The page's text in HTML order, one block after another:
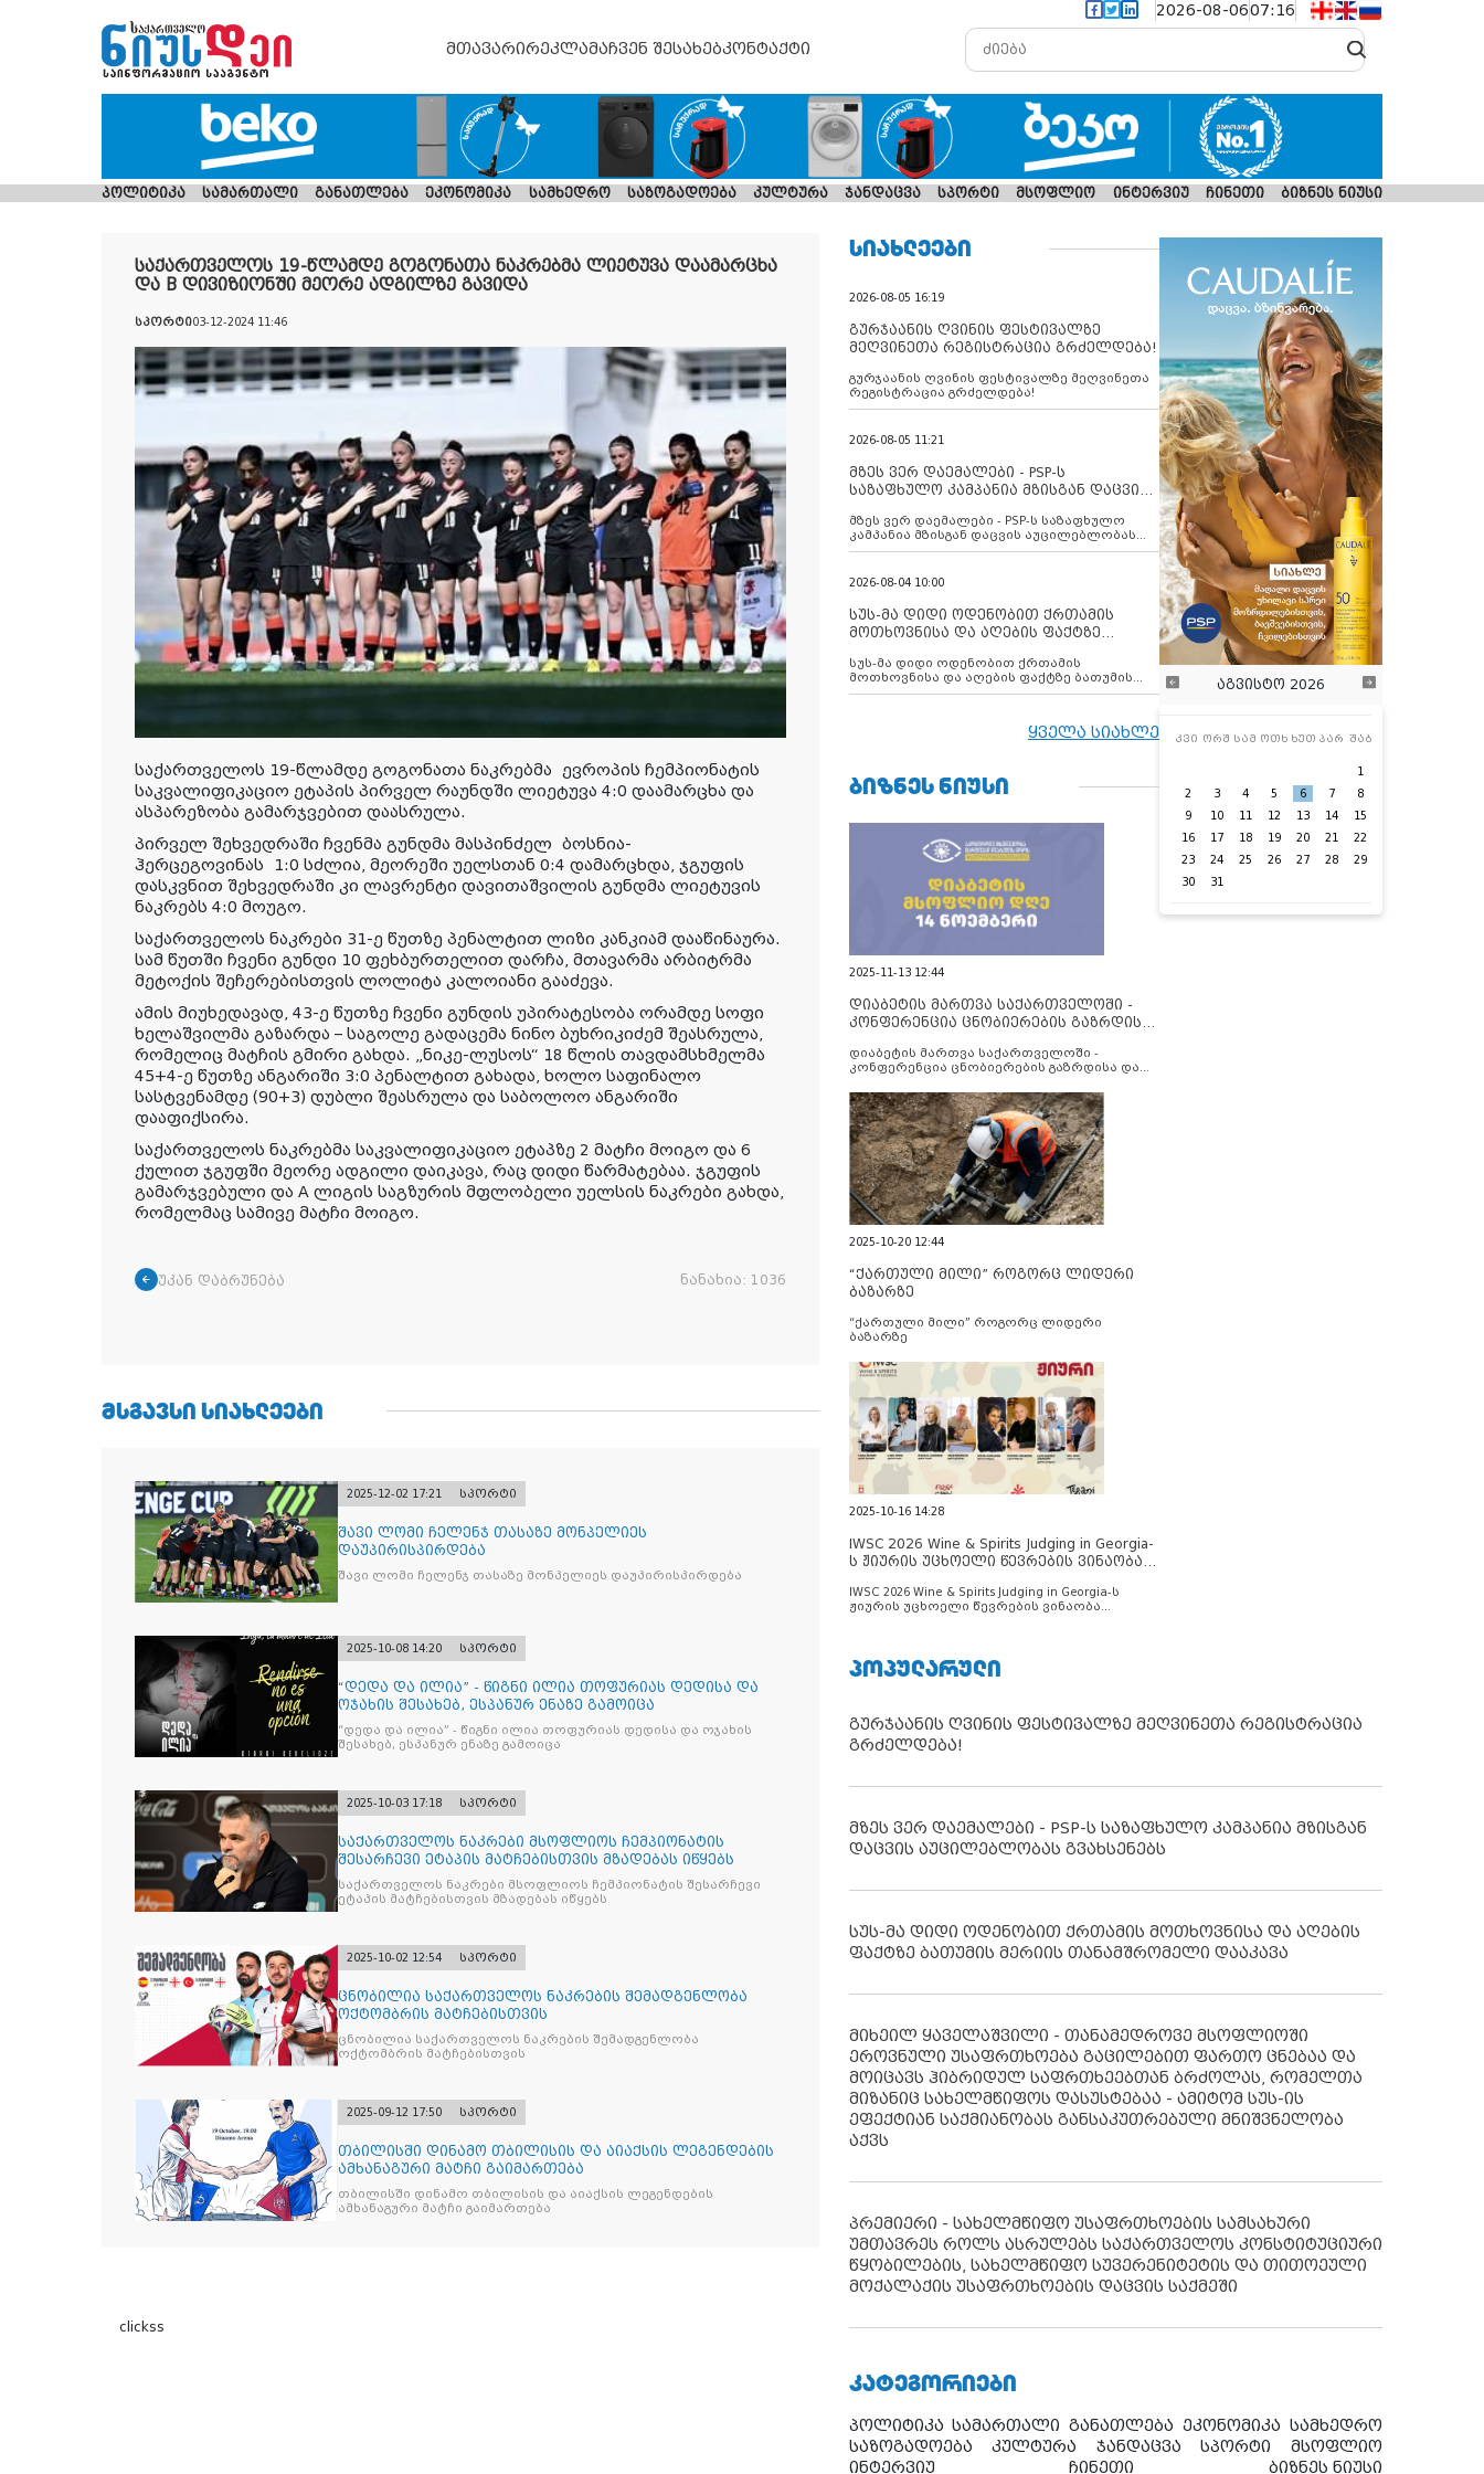
2026-08-0607:16
მთავარირეკლამაჩვენ შესახებკონტაქტი
პოლიტიკა სამართალი განათლება ეკონომიკა სამხედრო საზოგადოება კულტურა ჯანდაცვა სპორტი მსოფლიო ინტერვიუ ჩინეთი ბიზნეს ნიუსი
საქართველოს 19-წლამდე გოგონათა ნაკრებმა ლიეტუვა დაამარცხა
და B დივიზიონში მეორე ადგილზე გავიდა
სპორტი03-12-2024 11:46
საქართველოს 19-წლამდე გოგონათა ნაკრებმა ევროპის ჩემპიონატის
საკვალიფიკაციო ეტაპის პირველ რაუნდში ლიეტუვა 4:0 დაამარცხა და
ასპარეზობა გამარჯვებით დაასრულა.
პირველ შეხვედრაში ჩვენმა გუნდმა მასპინძელ ბოსნია-
ჰერცეგოვინას 1:0 სძლია, მეორეში უელსთან 0:4 დამარცხდა, ჯგუფის
დასკვნით შეხვედრაში კი ლავრენტი დავითაშვილის გუნდმა ლიეტუვის
ნაკრებს 4:0 მოუგო.
საქართველოს ნაკრები 31-ე წუთზე პენალტით ლიზი კანკიამ დააწინაურა.
სამ წუთში ჩვენი გუნდი 10 ფეხბურთელით დარჩა, მთავარმა არბიტრმა
მეტოქის შეჩერებისთვის ლოლიტა კალოიანი გააძევა.
ამის მიუხედავად, 43-ე წუთზე ჩვენი გუნდის უპირატესობა ორამდე სოფი
ხელაშვილმა გაზარდა – საგოლე გადაცემა ნინო ბუხრიკიძემ შეასრულა,
რომელიც მატჩის გმირი გახდა. „ნიკე-ლუსოს“ 18 წლის თავდამსხმელმა
45+4-ე წუთზე ანგარიში 3:0 პენალტით გახადა, ხოლო საფინალო
სასტვენამდე (90+3) დუბლი შეასრულა და საბოლოო ანგარიში
დააფიქსირა.
საქართველოს ნაკრებმა საკვალიფიკაციო ეტაპზე 2 მატჩი მოიგო და 6
ქულით ჯგუფში მეორე ადგილი დაიკავა, რაც დიდი წარმატებაა. ჯგუფის
გამარჯვებული და A ლიგის საგზურის მფლობელი უელსის ნაკრები გახდა,
რომელმაც სამივე მატჩი მოიგო.
უკან დაბრუნება ნანახია: 1036
ᲛᲡᲒᲐᲕᲡᲘ ᲡᲘᲐᲮᲚᲔᲔᲑᲘ
2025-12-02 17:21 სპორტი
შავი ლომი ჩელენჯ თასაზე მონპელიეს
დაუპირისპირდება
შავი ლომი ჩელენჯ თასაზე მონპელიეს დაუპირისპირდება
2025-10-08 14:20 სპორტი
“დედა და ილია” - წიგნი ილია თოფურიას დედისა და
ოჯახის შესახებ, ესპანურ ენაზე გამოიცა
“დედა და ილია” - წიგნი ილია თოფურიას დედისა და ოჯახის
შესახებ, ესპანურ ენაზე გამოიცა
2025-10-03 17:18 სპორტი
საქართველოს ნაკრები მსოფლიოს ჩემპიონატის
შესარჩევი ეტაპის მატჩებისთვის მზადებას იწყებს
საქართველოს ნაკრები მსოფლიოს ჩემპიონატის შესარჩევი
ეტაპის მატჩებისთვის მზადებას იწყებს
2025-10-02 12:54 სპორტი
ცნობილია საქართველოს ნაკრების შემადგენლობა
ოქტომბრის მატჩებისთვის
ცნობილია საქართველოს ნაკრების შემადგენლობა
ოქტომბრის მატჩებისთვის
2025-09-12 17:50 სპორტი
თბილისში დინამო თბილისის და აიაქსის ლეგენდების
ამხანაგური მატჩი გაიმართება
თბილისში დინამო თბილისის და აიაქსის ლეგენდების
ამხანაგური მატჩი გაიმართება
clickss
ᲡᲘᲐᲮᲚᲔᲔᲑᲘ
2026-08-05 16:19
გურჯაანის ღვინის ფესტივალზე
მეღვინეთა რეგისტრაცია გრძელდება!
გურჯაანის ღვინის ფესტივალზე მეღვინეთა
რეგისტრაცია გრძელდება!
2026-08-05 11:21
მზეს ვერ დაემალები - PSP-ს
საზაფხულო კამპანია მზისგან დაცვის
მზეს ვერ დაემალები - PSP-ს საზაფხულო
კამპანია მზისგან დაცვის აუცილებლობას
გვახსენებს
2026-08-04 10:00
სუს-მა დიდი ოდენობით ქრთამის
მოთხოვნისა და აღების ფაქტზე
დააკავა
სუს-მა დიდი ოდენობით ქრთამის
მოთხოვნისა და აღების ფაქტზე ბათუმის
მერიის თანამშრომელი დააკავა
ყველა სიახლე
ᲑᲘᲖᲜᲔᲡ ᲜᲘᲣᲡᲘ
2025-11-13 12:44
დიაბეტის მართვა საქართველოში -
კონფერენცია ცნობიერების გაზრდისა
დიაბეტის მართვა საქართველოში -
კონფერენცია ცნობიერების გაზრდისა და
2025-10-20 12:44
“ქართული მილი” როგორც ლიდერი
ბაზარზე
“ქართული მილი” როგორც ლიდერი
ბაზარზე
2025-10-16 14:28
IWSC 2026 Wine & Spirits Judging in Georgia-
ს ჟიურის უცხოელი წევრების ვინაობა
IWSC 2026 Wine & Spirits Judging in Georgia-ს
ჟიურის უცხოელი წევრების ვინაობა
აგვისტო 2026
კვი ორშ სამ ოთხ ხუთ პარ შაბ
1
2
3 4 5 6 7
8
9
10 11 12 13 14
15
16
17 18 19 20 21
22
23
24 25 26 27 28
29
30
31
ᲞᲝᲞᲣᲚᲐᲠᲣᲚᲘ
გურჯაანის ღვინის ფესტივალზე მეღვინეთა რეგისტრაცია
გრძელდება!
მზეს ვერ დაემალები - PSP-ს საზაფხულო კამპანია მზისგან
დაცვის აუცილებლობას გვახსენებს
სუს-მა დიდი ოდენობით ქრთამის მოთხოვნისა და აღების
ფაქტზე ბათუმის მერიის თანამშრომელი დააკავა
მიხეილ ყაველაშვილი - თანამედროვე მსოფლიოში
ეროვნული უსაფრთხოება გაცილებით ფართო ცნებაა და
მოიცავს ჰიბრიდულ საფრთხეებთან ბრძოლას, რომელთა
მიზანიც სახელმწიფოს დასუსტებაა - ამიტომ სუს-ის
ეფექტიან საქმიანობას განსაკუთრებული მნიშვნელობა
აქვს
პრემიერი - სახელმწიფო უსაფრთხოების სამსახური
უმთავრეს როლს ასრულებს საქართველოს კონსტიტუციური
წყობილების, სახელმწიფო სუვერენიტეტის და თითოეული
მოქალაქის უსაფრთხოების დაცვის საქმეში
ᲙᲐᲢᲔᲒᲝᲠᲘᲔᲑᲘ
პოლიტიკა სამართალი განათლება ეკონომიკა სამხედრო
საზოგადოება
კულტურა ჯანდაცვა სპორტი
მსოფლიო
ინტერვიუ
ჩინეთი ბიზნეს ნიუსი